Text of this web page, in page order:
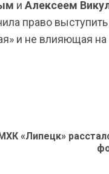
и Алексеем
право
и не влияющая
«Липецк»